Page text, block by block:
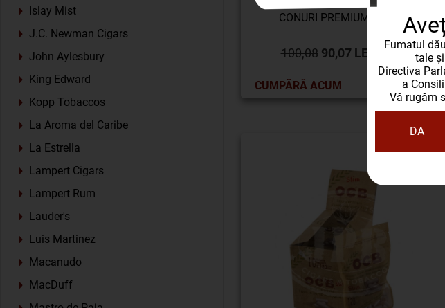
Fumatul
tale
Directiva
a
Vă rugăm
DA
Islay Mist
J.C. Newman Cigars
John Aylesbury
King Edward
Kopp Tobaccos
La Aroma del Caribe
La Estrella
Lampert Cigars
Lampert Rum
Lauder's
Luis Martinez
Macanudo
MacDuff
CONURI PREMIUM OCB (3)
100,08 90,07 LEI (-10%)
CUMPĂRĂ ACUM